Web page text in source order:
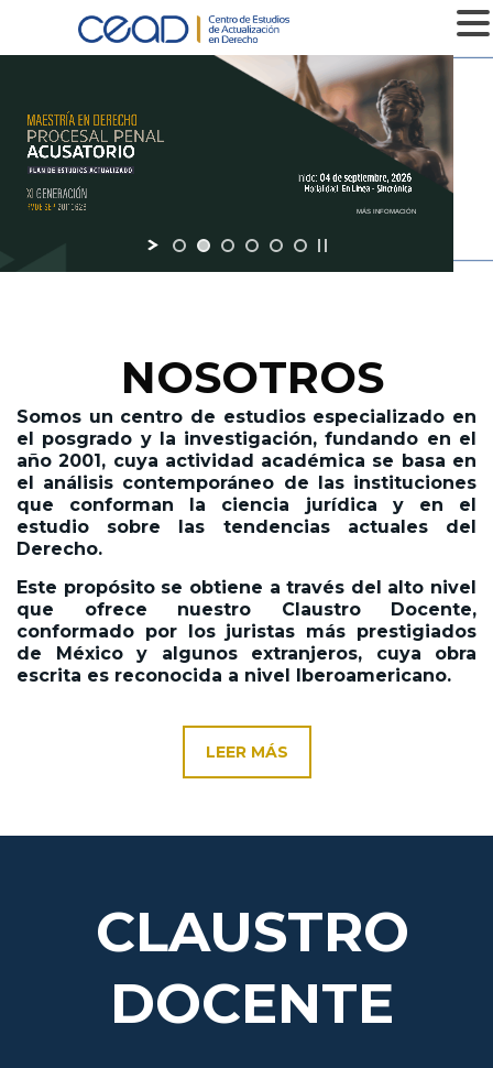
NOSOTROS
Somos un centro de estudios especializado en
el posgrado y la investigación,fundando en el
año 2001, cuya actividad académica se basa en
el análisis contemporáneo de las instituciones
que conforman la ciencia jurídica y en el
estudio sobre las tendencias actuales del
Derecho.
Este propósito se obtiene a través del alto nivel
que ofrece nuestro Claustro Docente,
conformado por los juristas más prestigiados
de México y algunos extranjeros, cuya obra
escrita es reconocida a nivel Iberoamericano.
LEER MÁS
CLAUSTRO
DOCENTE